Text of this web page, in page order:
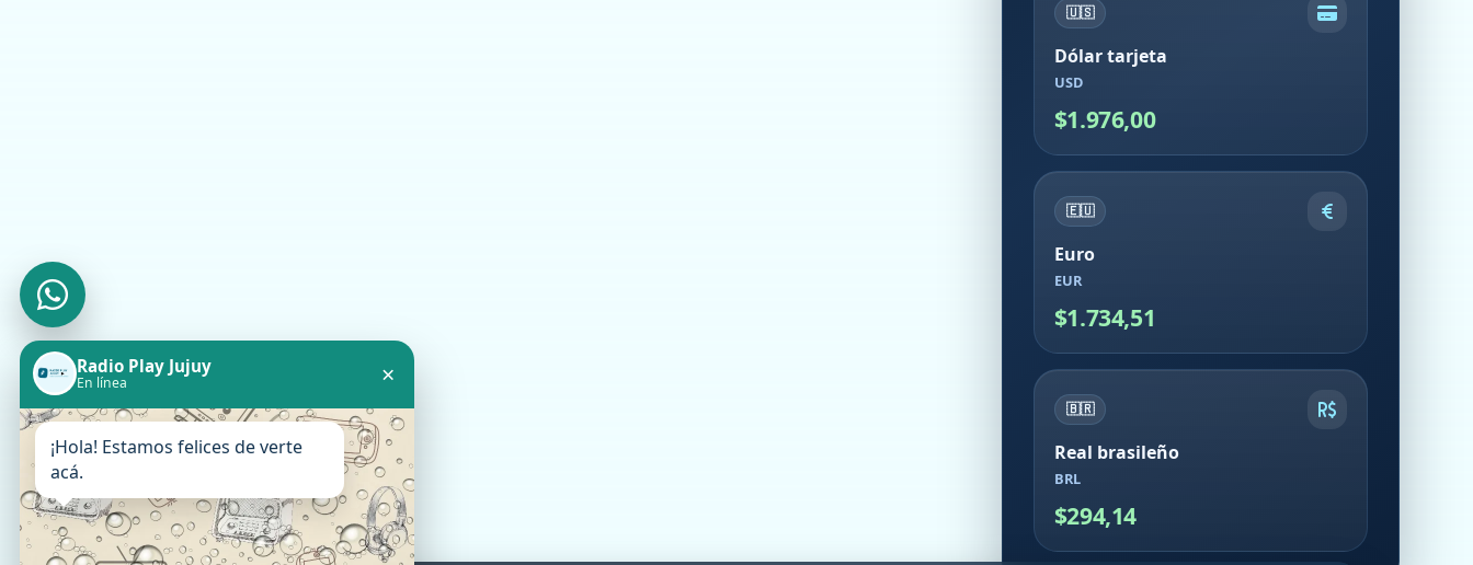
🇺🇸
Dólar tarjeta
USD
$1.976,00
🇪🇺
Euro
EUR
$1.734,51
🇧🇷
Real brasileño
BRL
$294,14
Radio Play Jujuy
En línea ×
¡Hola! Estamos felices de verte
acá.